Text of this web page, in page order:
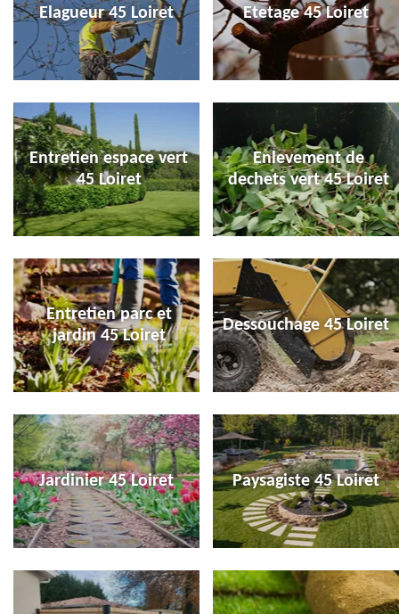
Elagueur 45 Loiret Etetage 45 Loiret
Entretien espace vert
45 Loiret
Enlevement de
dechets vert 45 Loiret
Entretien parc et
jardin 45 Loiret
Dessouchage 45 Loiret
Jardinier 45 Loiret Paysagiste 45 Loiret